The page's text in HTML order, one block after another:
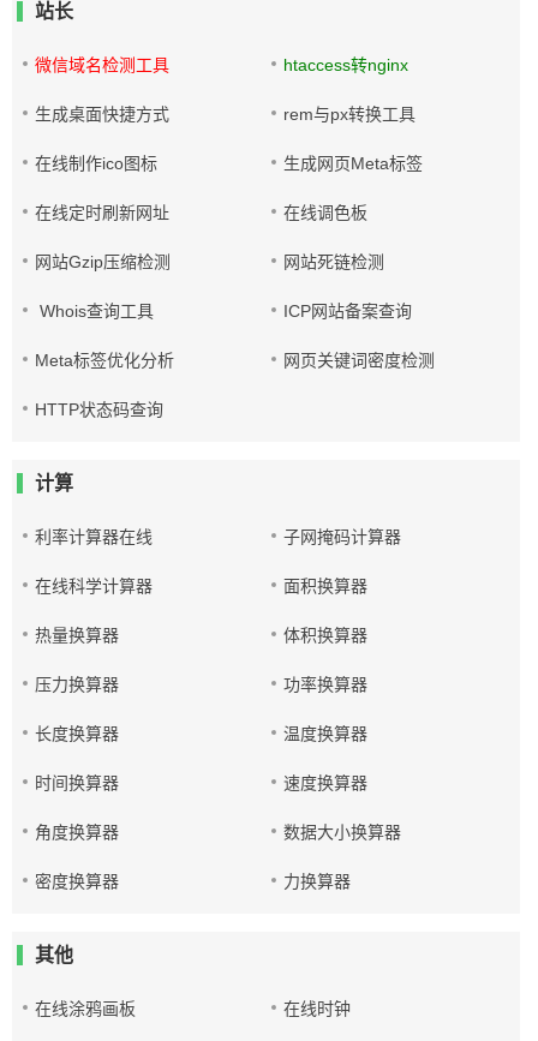
站长
微信域名检测工具 htaccess转nginx
生成桌面快捷方式 rem与px转换工具
在线制作ico图标 生成网页Meta标签
在线定时刷新网址 在线调色板
网站Gzip压缩检测 网站死链检测
Whois查询工具 ICP网站备案查询
Meta标签优化分析 网页关键词密度检测
HTTP状态码查询
计算
利率计算器在线 子网掩码计算器
在线科学计算器 面积换算器
热量换算器 体积换算器
压力换算器 功率换算器
长度换算器 温度换算器
时间换算器 速度换算器
角度换算器 数据大小换算器
密度换算器 力换算器
其他
在线涂鸦画板 在线时钟